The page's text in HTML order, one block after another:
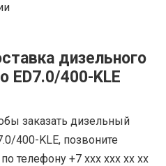
дизельного
ED7.0/400-KLE
заказать дизельный
400-KLE, позвоните
телефону +7 xxx xxx xx xx